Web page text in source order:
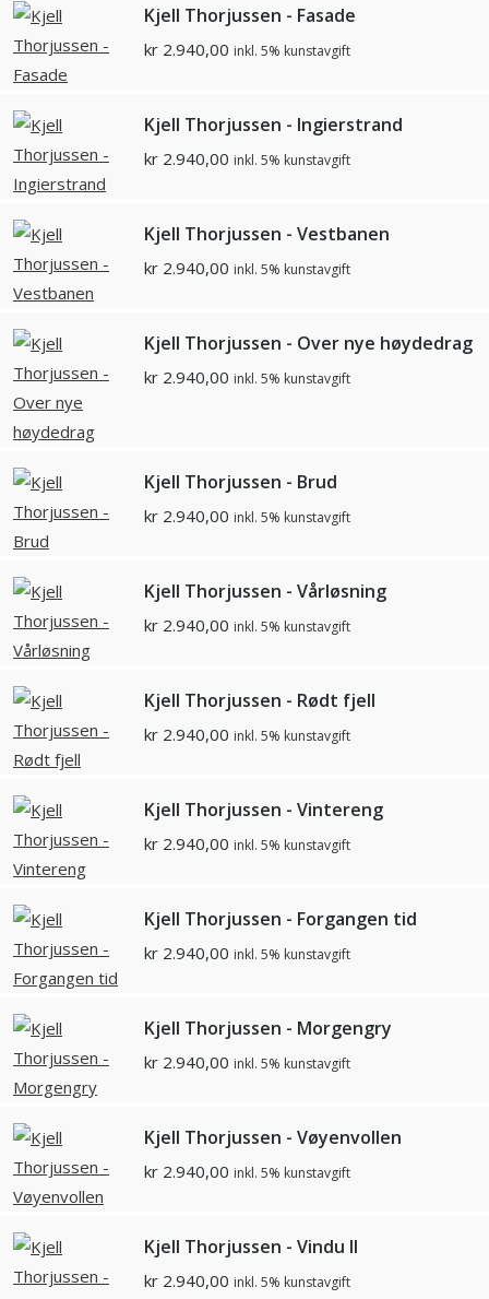
Kjell Thorjussen - Fasade
kr 2.940,00 inkl. 5% kunstavgift
Kjell Thorjussen - Ingierstrand
kr 2.940,00 inkl. 5% kunstavgift
Kjell Thorjussen - Vestbanen
kr 2.940,00 inkl. 5% kunstavgift
Kjell Thorjussen - Over nye høydedrag
kr 2.940,00 inkl. 5% kunstavgift
Kjell Thorjussen - Brud
kr 2.940,00 inkl. 5% kunstavgift
Kjell Thorjussen - Vårløsning
kr 2.940,00 inkl. 5% kunstavgift
Kjell Thorjussen - Rødt fjell
kr 2.940,00 inkl. 5% kunstavgift
Kjell Thorjussen - Vintereng
kr 2.940,00 inkl. 5% kunstavgift
Kjell Thorjussen - Forgangen tid
kr 2.940,00 inkl. 5% kunstavgift
Kjell Thorjussen - Morgengry
kr 2.940,00 inkl. 5% kunstavgift
Kjell Thorjussen - Vøyenvollen
kr 2.940,00 inkl. 5% kunstavgift
Kjell Thorjussen - Vindu II
kr 2.940,00 inkl. 5% kunstavgift